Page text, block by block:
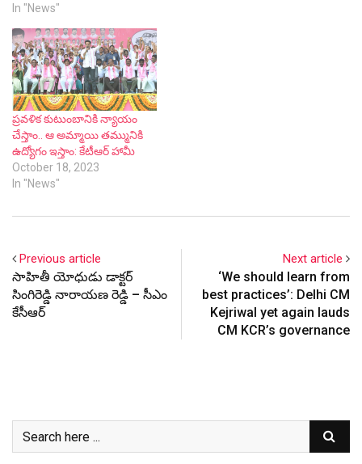
In "News"
ప్రవళిక కుటుంబానికి న్యాయం
చేస్తాం.. ఆ అమ్మాయి తమ్మునికి
ఉద్యోగం ఇస్తాం: కేటీఆర్ హామీ
October 18, 2023
In "News"
Previous article
సాహితీ యోధుడు డాక్టర్
సింగిరెడ్డి నారాయణ రెడ్డి – సీఎం
కేసీఆర్
Next article
‘We should learn from
best practices’: Delhi CM
Kejriwal yet again lauds
CM KCR’s governance